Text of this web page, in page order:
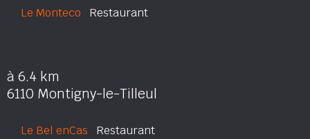
Le Monteco Restaurant
à 6.4 km
6110 Montigny-le-Tilleul
Le Bel enCas Restaurant